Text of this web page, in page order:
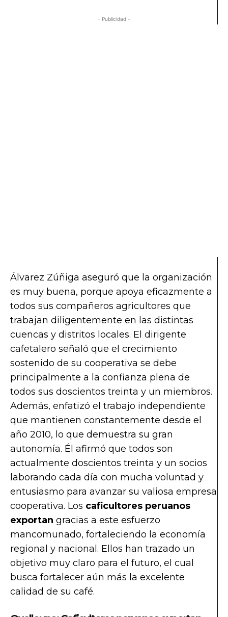
- Publicidad -
Álvarez Zúñiga aseguró que la organización
es muy buena, porque apoya eficazmente a
todos sus compañeros agricultores que
trabajan diligentemente en las distintas
cuencas y distritos locales. El dirigente
cafetalero señaló que el crecimiento
sostenido de su cooperativa se debe
principalmente a la confianza plena de
todos sus doscientos treinta y un miembros.
Además, enfatizó el trabajo independiente
que mantienen constantemente desde el
año 2010, lo que demuestra su gran
autonomía. Él afirmó que todos son
actualmente doscientos treinta y un socios
laborando cada día con mucha voluntad y
entusiasmo para avanzar su valiosa empresa
cooperativa. Los caficultores peruanos
exportan gracias a este esfuerzo
mancomunado, fortaleciendo la economía
regional y nacional. Ellos han trazado un
objetivo muy claro para el futuro, el cual
busca fortalecer aún más la excelente
calidad de su café.